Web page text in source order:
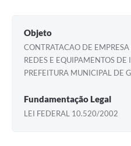
Objeto
CONTRATACAO DE
REDES E EQUIPAMENTOS
PREFEITURA MUNICIPAL DE
Fundamentação Legal
LEI FEDERAL 10.520/2002